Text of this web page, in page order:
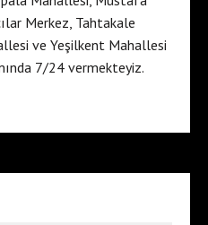
Merkez, Tahtakale
ve Yeşilkent Mahallesi
7/24 vermekteyiz.